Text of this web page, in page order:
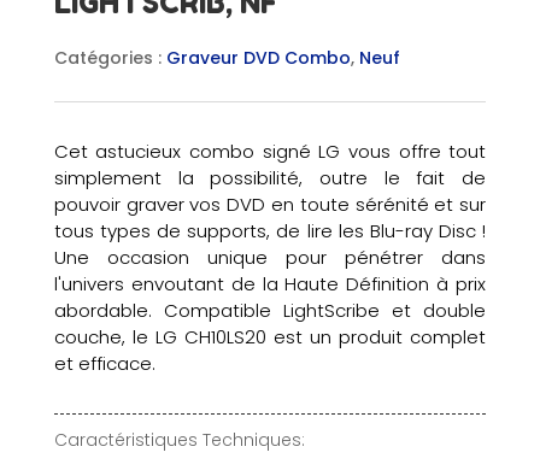
Catégories : Graveur DVD Combo, Neuf
Cet astucieux combo signé LG vous offre tout
simplement la possibilité, outre le fait de
pouvoir graver vos DVD en toute sérénité et sur
tous types de supports, de lire les Blu-ray Disc !
Une occasion unique pour pénétrer dans
l'univers envoutant de la Haute Définition à prix
abordable. Compatible LightScribe et double
couche, le LG CH10LS20 est un produit complet
et efficace.
Caractéristiques Techniques: